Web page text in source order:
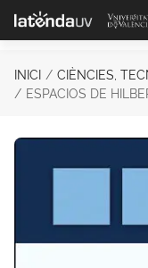
Saltar al contenido
INICI CIÈNCIES,
ESPACIOS DE